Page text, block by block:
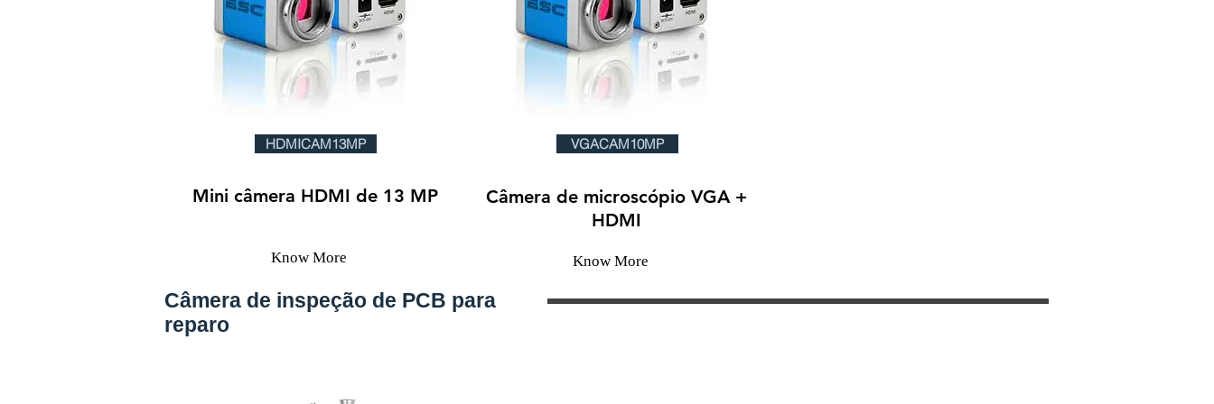
HDMICAM13MP
Mini câmera HDMI de 13 MP
Know More
VGACAM10MP
Câmera de microscópio VGA +
HDMI
Know More
Câmera de inspeção de PCB para
reparo